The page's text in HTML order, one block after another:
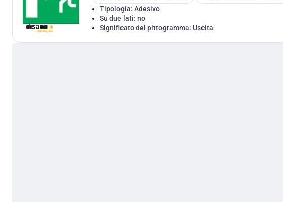
Tipologia: Adesivo
Su due lati: no
Significato del pittogramma: Uscita